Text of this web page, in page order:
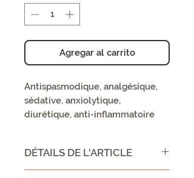
Agregar al carrito
Antispasmodique, analgésique,
sédative, anxiolytique,
diurétique, anti-inflammatoire
DÉTAILS DE L'ARTICLE